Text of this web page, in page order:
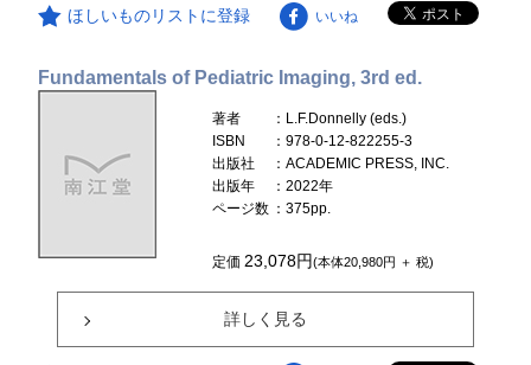
ほしいものリストに登録 いいね
Fundamentals of Pediatric Imaging, 3rd ed.
著者
：L.F.Donnelly (eds.)
ISBN
：978-0-12-822255-3
出版社
：ACADEMIC PRESS, INC.
出版年
：2022年
ページ数 ：375pp.
定価23,078円(本体20,980円 ＋ 税)
詳しく見る